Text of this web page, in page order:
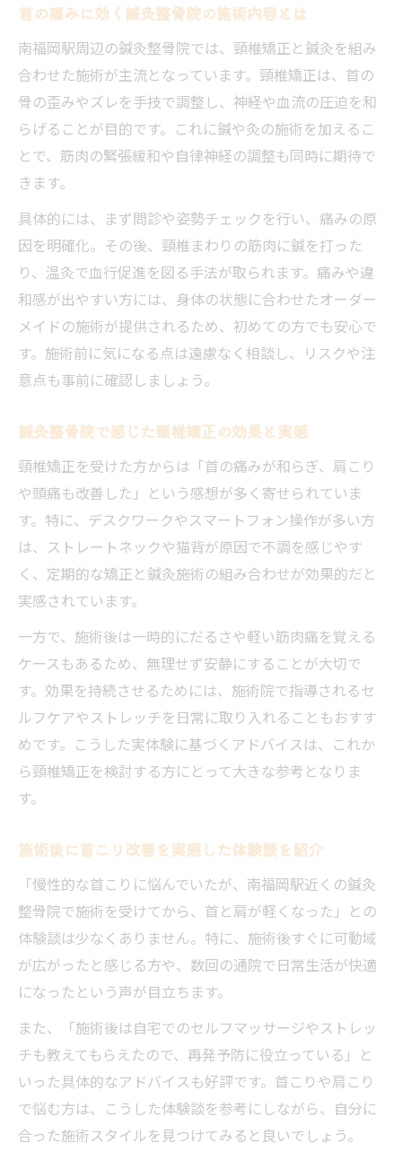
首の痛みに効く鍼灸整骨院の施術内容とは
南福岡駅周辺の鍼灸整骨院では、頸椎矯正と鍼灸を組み
合わせた施術が主流となっています。頸椎矯正は、首の
骨の歪みやズレを手技で調整し、神経や血流の圧迫を和
らげることが目的です。これに鍼や灸の施術を加えるこ
とで、筋肉の緊張緩和や自律神経の調整も同時に期待で
きます。
具体的には、まず問診や姿勢チェックを行い、痛みの原
因を明確化。その後、頸椎まわりの筋肉に鍼を打った
り、温灸で血行促進を図る手法が取られます。痛みや違
和感が出やすい方には、身体の状態に合わせたオーダー
メイドの施術が提供されるため、初めての方でも安心で
す。施術前に気になる点は遠慮なく相談し、リスクや注
意点も事前に確認しましょう。
鍼灸整骨院で感じた頸椎矯正の効果と実感
頸椎矯正を受けた方からは「首の痛みが和らぎ、肩こり
や頭痛も改善した」という感想が多く寄せられていま
す。特に、デスクワークやスマートフォン操作が多い方
は、ストレートネックや猫背が原因で不調を感じやす
く、定期的な矯正と鍼灸施術の組み合わせが効果的だと
実感されています。
一方で、施術後は一時的にだるさや軽い筋肉痛を覚える
ケースもあるため、無理せず安静にすることが大切で
す。効果を持続させるためには、施術院で指導されるセ
ルフケアやストレッチを日常に取り入れることもおすす
めです。こうした実体験に基づくアドバイスは、これか
ら頸椎矯正を検討する方にとって大きな参考となりま
す。
施術後に首こり改善を実感した体験談を紹介
「慢性的な首こりに悩んでいたが、南福岡駅近くの鍼灸
整骨院で施術を受けてから、首と肩が軽くなった」との
体験談は少なくありません。特に、施術後すぐに可動域
が広がったと感じる方や、数回の通院で日常生活が快適
になったという声が目立ちます。
また、「施術後は自宅でのセルフマッサージやストレッ
チも教えてもらえたので、再発予防に役立っている」と
いった具体的なアドバイスも好評です。首こりや肩こり
で悩む方は、こうした体験談を参考にしながら、自分に
合った施術スタイルを見つけてみると良いでしょう。